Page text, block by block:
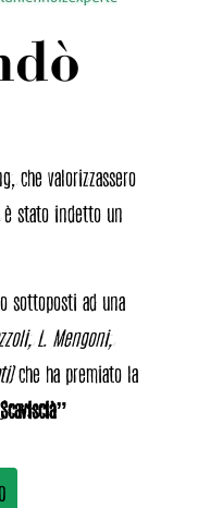
che valorizzassero
è stato indetto un
sottoposti ad una
L. Mengoni,
che ha premiato la